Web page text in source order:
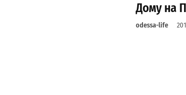
Дому на
odessa-life